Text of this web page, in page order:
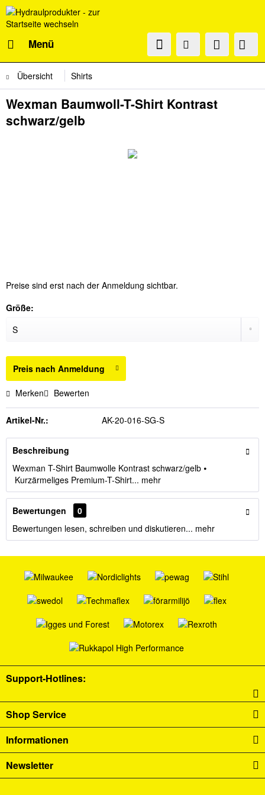
Menü
Übersicht Shirts
Wexman Baumwoll-T-Shirt Kontrast
schwarz/gelb
Preise sind erst nach der Anmeldung sichtbar.
Größe:
Preis nach Anmeldung
Merken Bewerten
Artikel-Nr.: AK-20-016-SG-S
Beschreibung
Wexman T-Shirt Baumwolle Kontrast schwarz/gelb ⦁
Kurzärmeliges Premium-T-Shirt... mehr
Bewertungen
0
Bewertungen lesen, schreiben und diskutieren... mehr
Support-Hotlines:
Shop Service
Informationen
Newsletter